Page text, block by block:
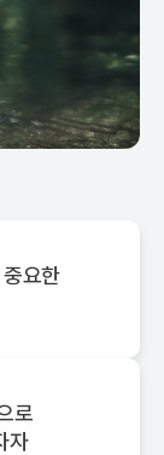
중요한
로
자